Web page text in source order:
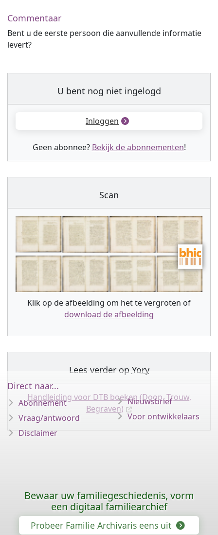
Commentaar
Bent u de eerste persoon die aanvullende informatie
levert?
U bent nog niet ingelogd
Inloggen
Geen abonnee? Bekijk de abonnementen!
Scan
Klik op de afbeelding om het te vergroten of
download de afbeelding
Lees verder op Yory
Handleiding voor DTB boeken (Doop, Trouw,
Begraven)
Direct naar...
Abonnement
Vraag/antwoord
Disclaimer
Nieuwsbrief
Voor ontwikkelaars
Bewaar uw familiegeschiedenis, vorm
een digitaal familiearchief
Probeer Familie Archivaris eens uit